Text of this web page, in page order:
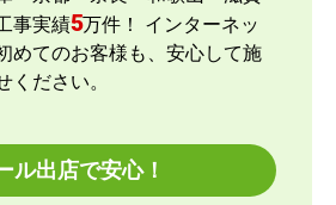
事実績5万件！ インターネッ
めてのお客様も、安心して施
ください。
ル出店で安心！